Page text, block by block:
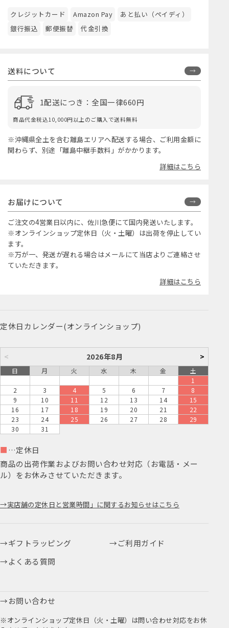
クレジットカード Amazon Pay
あと払い（ペイディ）
銀行振込
郵便振替 代金引換
送料について
1配送につき：全国一律660円
商品代金税込10,000円以上のご購入で送料無料
※沖縄県全土を含む離島エリアへ配送する場合、ご利用金額に
関わらず、別途「離島中継手数料」がかかります。
詳細はこちら
お届けについて
ご注文の4営業日以内に、佐川急便にて国内発送いたします。
※オンラインショップ定休日（火・土曜）は出荷を停止してい
ます。
※万が一、発送が遅れる場合はメールにて当店よりご連絡させ
ていただきます。
詳細はこちら
定休日カレンダー(オンラインショップ)
< 2026年8月 >
日 月 火 水 木 金
土
1
2
3 4 5 6 7
8
9
10 11 12 13 14
15
16
17 18 19 20 21
22
23
24 25 26 27 28
29
30
31
■ …定休日
商品の出荷作業およびお問い合わせ対応（お電話・メー
ル）をお休みさせていただきます。
実店舗の定休日と営業時間」に関するお知らせはこちら
ギフトラッピング
ご利用ガイド
よくある質問
お問い合わせ
※オンラインショップ定休日（火・土曜）は問い合わせ対応をお休